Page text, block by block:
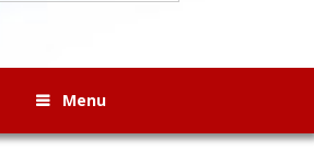
Menu